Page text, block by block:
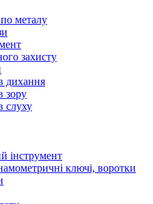
металу
захисту
дихання
зору
слуху
інструмент
ключі, воротки